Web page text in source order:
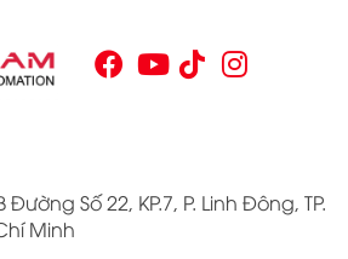
vững những thông tin cơ bản về PLC
thiết cho bất kỳ ai muốn cải thiện
mình.
Số 22, KP.7, P. Linh Đông, TP.
Minh